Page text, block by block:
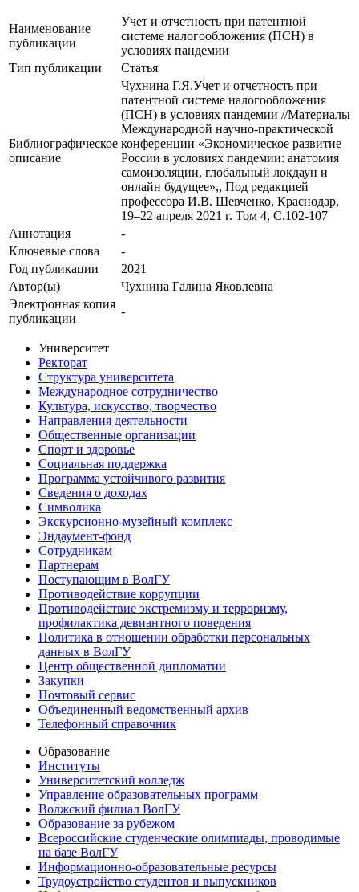
Наименование
публикации
Учет и отчетность при патентной
системе налогообложения (ПСН) в
условиях пандемии
Тип публикации
Статья
Библиографическое
описание
Чухнина Г.Я.Учет и отчетность при
патентной системе налогообложения
(ПСН) в условиях пандемии //Материалы
Международной научно-практической
конференции «Экономическое развитие
России в условиях пандемии: анатомия
самоизоляции, глобальный локдаун и
онлайн будущее»,, Под редакцией
профессора И.В. Шевченко, Краснодар,
19–22 апреля 2021 г. Том 4, С.102-107
Аннотация
-
Ключевые cлова
-
Год публикации
2021
Автор(ы)
Чухнина Галина Яковлевна
Электронная копия
публикации
-
Университет
Ректорат
Структура университета
Международное сотрудничество
Культура, искусство, творчество
Направления деятельности
Общественные организации
Спорт и здоровье
Социальная поддержка
Программа устойчивого развития
Сведения о доходах
Символика
Экскурсионно-музейный комплекс
Эндаумент-фонд
Сотрудникам
Партнерам
Поступающим в ВолГУ
Противодействие коррупции
Противодействие экстремизму и терроризму,
профилактика девиантного поведения
Политика в отношении обработки персональных
данных в ВолГУ
Центр общественной дипломатии
Закупки
Почтовый сервис
Объединенный ведомственный архив
Телефонный справочник
Образование
Институты
Университетский колледж
Управление образовательных программ
Волжский филиал ВолГУ
Образование за рубежом
Всероссийские студенческие олимпиады, проводимые
на базе ВолГУ
Информационно-образовательные ресурсы
Трудоустройство студентов и выпускников